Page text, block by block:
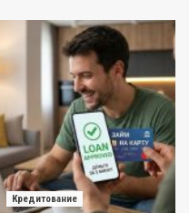
Кредитование